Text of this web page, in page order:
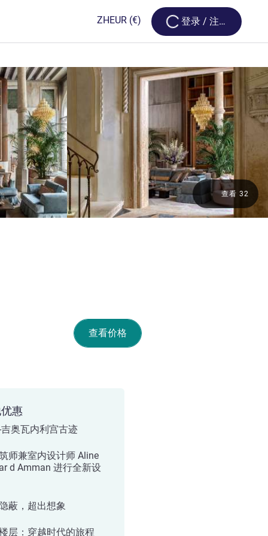
ZHEUR (€) Loading...
登录 / 注册
查看 32
查看价格
惠
奥瓦内利宫古迹
师兼室内设计师 Aline
d Amman 进行全新设
蔽，超出想象
层：穿越时代的旅程